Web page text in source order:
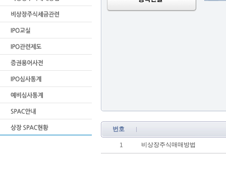
번호
1 비상장주식매매방법